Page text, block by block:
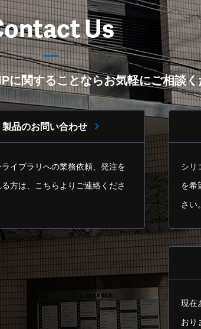
Us
に関することならお気軽にご相談く
製品のお問い合わせ
イブラリへの業務依頼、発注を
方は、
こちらよりご連絡くださ
シリ
を希
さい。
現在
おり